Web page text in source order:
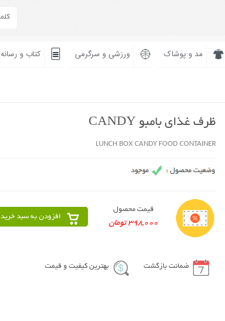
مد و پوشاک ورزشی و سرگرمی کتاب و رسانه
ظرف غذای بامبو CANDY
LUNCH BOX CANDY FOOD CONTAINER
قیمت محصول
398,000 تومان
افزودن به سبد خرید
ضمانت بازگشت بهترین کیفیت و قیمت